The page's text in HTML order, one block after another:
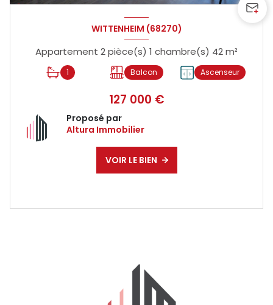
WITTENHEIM (68270)
Appartement 2 pièce(s) 1 chambre(s) 42 m²
1 Balcon Ascenseur
127 000 €
Proposé par
Altura Immobilier
VOIR LE BIEN